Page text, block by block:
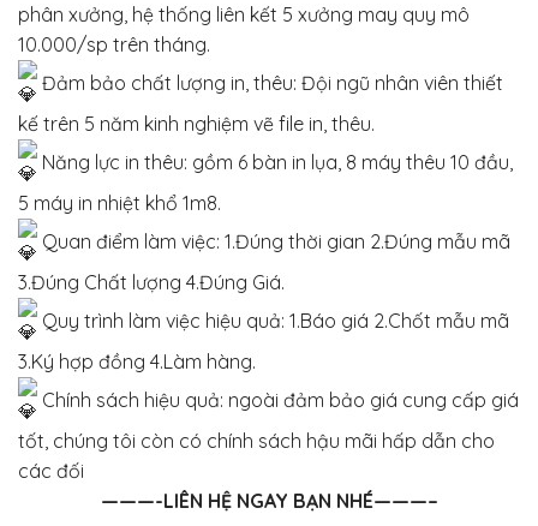
phân xưởng, hệ thống liên kết 5 xưởng may quy mô
10.000/sp trên tháng.
Đảm bảo chất lượng in, thêu: Đội ngũ nhân viên thiết
kế trên 5 năm kinh nghiệm vẽ file in, thêu.
Năng lực in thêu: gồm 6 bàn in lụa, 8 máy thêu 10 đầu,
5 máy in nhiệt khổ 1m8.
Quan điểm làm việc: 1.Đúng thời gian 2.Đúng mẫu mã
3.Đúng Chất lượng 4.Đúng Giá.
Quy trình làm việc hiệu quả: 1.Báo giá 2.Chốt mẫu mã
3.Ký hợp đồng 4.Làm hàng.
Chính sách hiệu quả: ngoài đảm bảo giá cung cấp giá
tốt, chúng tôi còn có chính sách hậu mãi hấp dẫn cho
các đối
———-LIÊN HỆ NGAY BẠN NHÉ———–